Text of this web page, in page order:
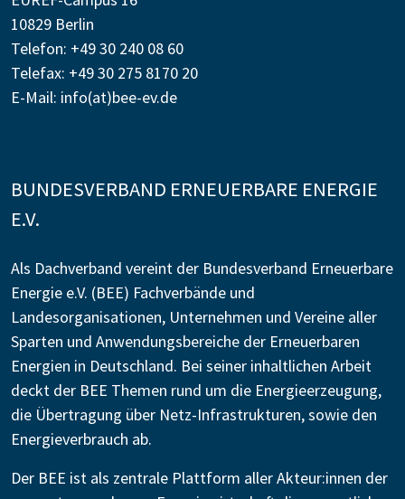
10829 Berlin
Telefon: +49 30 240 08 60
Telefax: +49 30 275 8170 20
E-Mail: info(at)bee-ev.de
BUNDESVERBAND ERNEUERBARE ENERGIE
E.V.
Als Dachverband vereint der Bundesverband Erneuerbare
Energie e.V. (BEE) Fachverbände und
Landesorganisationen, Unternehmen und Vereine aller
Sparten und Anwendungsbereiche der Erneuerbaren
Energien in Deutschland. Bei seiner inhaltlichen Arbeit
deckt der BEE Themen rund um die Energieerzeugung,
die Übertragung über Netz-Infrastrukturen, sowie den
Energieverbrauch ab.
Der BEE ist als zentrale Plattform aller Akteur:innen der